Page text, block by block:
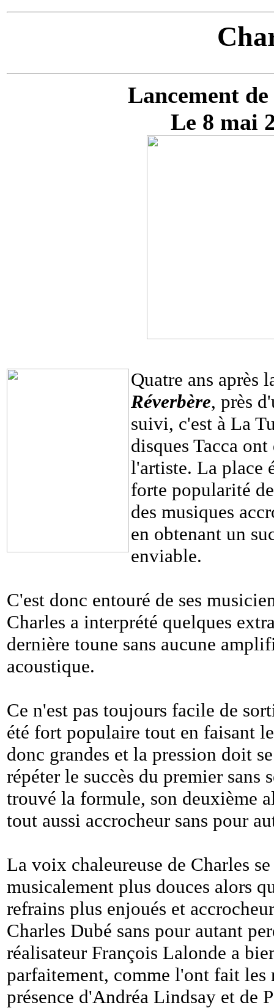
Lancement
Le 8 mai
Quatre ans après
Réverbère, près
suivi, c'est à La
disques Tacca
l'artiste. La place
forte popularité
des musiques
en obtenant un
enviable.
C'est donc entouré de ses
Charles a interprété quelques
dernière toune sans aucune
acoustique.
Ce n'est pas toujours facile de
été fort populaire tout en faisant
donc grandes et la pression doit
répéter le succès du premier sans
trouvé la formule, son deuxième
tout aussi accrocheur sans pour
La voix chaleureuse de Charles
musicalement plus douces alors
refrains plus enjoués et
Charles Dubé sans pour autant
réalisateur François Lalonde a
parfaitement, comme l'ont fait
présence d'Andréa Lindsay et de